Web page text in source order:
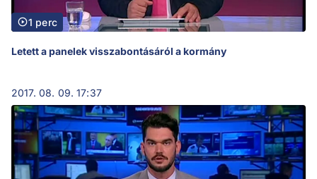
1 perc
Letett a panelek visszabontásáról a kormány
2017. 08. 09. 17:37